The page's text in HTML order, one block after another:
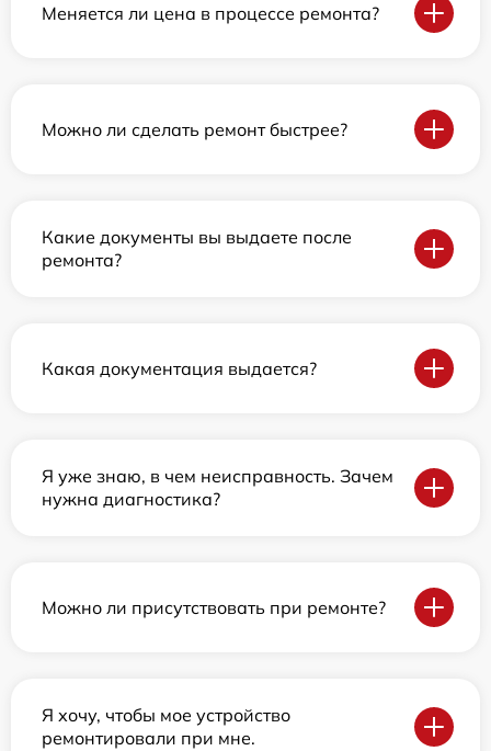
Меняется ли цена в процессе ремонта?
Можно ли сделать ремонт быстрее?
Какие документы вы выдаете после
ремонта?
Какая документация выдается?
Я уже знаю, в чем неисправность. Зачем
нужна диагностика?
Можно ли присутствовать при ремонте?
Я хочу, чтобы мое устройство
ремонтировали при мне.